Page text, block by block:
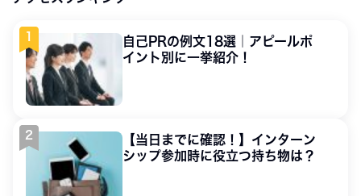
自己PRの例文18選｜アピールポ
イント別に一挙紹介！
【当日までに確認！】インターン
シップ参加時に役立つ持ち物は？